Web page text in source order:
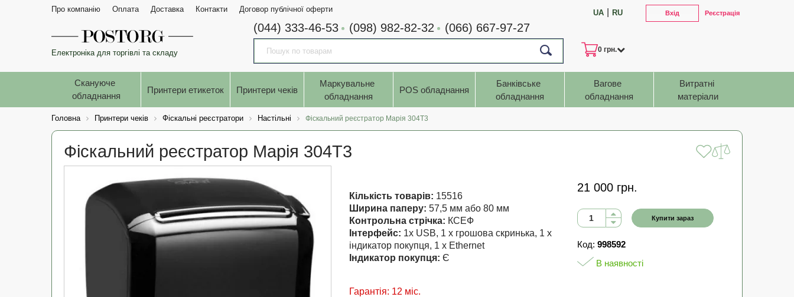
Про компанію Оплата Доставка Контакти Договор публічної оферти UA RU Вхід Реєстрація
Електроніка для торгівлі та складу
(044) 333-46-53 (098) 982-82-32 (066) 667-97-27
0 грн.
Скануюче
обладнання
Принтери етикеток Принтери чеків
Маркувальне
обладнання
POS обладнання
Банківське
обладнання
Вагове
обладнання
Витратні
матеріали
Головна Принтери чеків Фіскальні реєстратори Настільні Фіскальний реєстратор Марія 304T3
Фіскальний реєстратор Марія 304T3
Кількість товарів: 15516
Ширина паперу: 57,5 мм або 80 мм
Контрольна стрічка: КСЕФ
Інтерфейс: 1x USB, 1 x грошова скринька, 1 x
індикатор покупця, 1 x Ethernet
Індикатор покупця: Є
Гарантія: 12 міс.
21 000 грн.
Купити зараз
Код: 998592
В наявності